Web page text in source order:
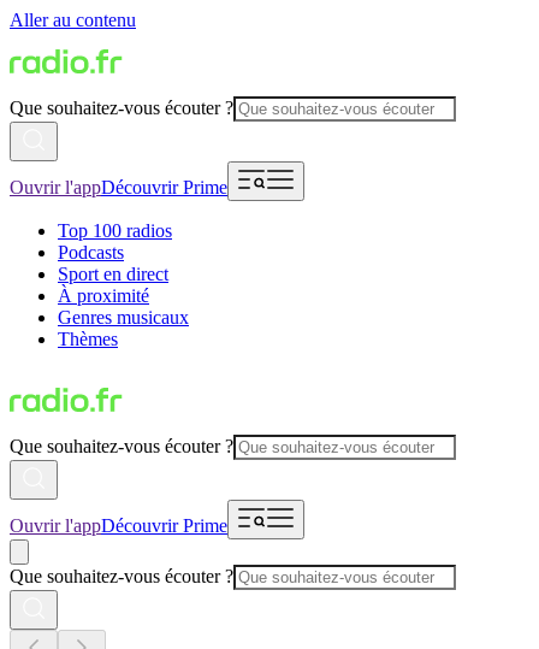
Aller au contenu
Que souhaitez-vous écouter ?
Ouvrir l'appDécouvrir Prime
Top 100 radios
Podcasts
Sport en direct
À proximité
Genres musicaux
Thèmes
Que souhaitez-vous écouter ?
Ouvrir l'appDécouvrir Prime
Que souhaitez-vous écouter ?